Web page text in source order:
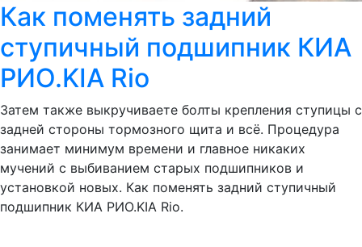
Как поменять задний
ступичный подшипник КИА
РИО.KIA Rio
Затем также выкручиваете болты крепления ступицы с
задней стороны тормозного щита и всё. Процедура
занимает минимум времени и главное никаких
мучений с выбиванием старых подшипников и
установкой новых. Как поменять задний ступичный
подшипник КИА РИО.KIA Rio.